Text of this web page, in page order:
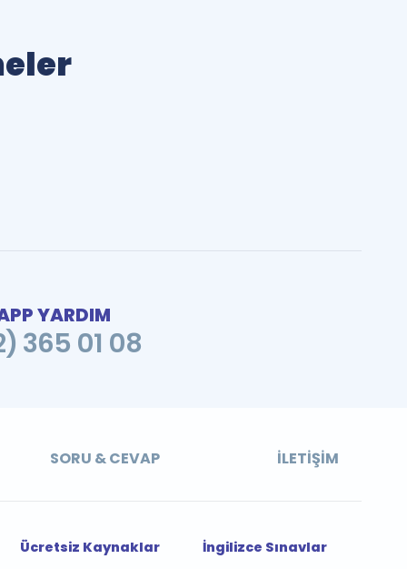
YARDIM
365 01 08
SORU & CEVAP İLETIŞIM
Ücretsiz Kaynaklar
İngilizce Sınavlar